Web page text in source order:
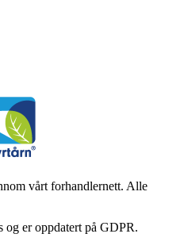
vårt forhandlernett. Alle
er oppdatert på GDPR.